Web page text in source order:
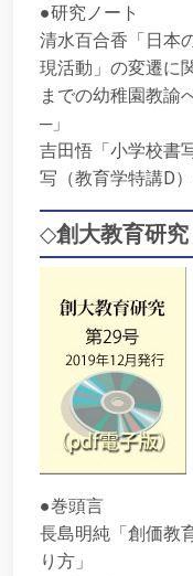
●研究ノート
清水百合香「日本
現活動」の変遷に
までの幼稚園教諭
─」
吉田悟「小学校書
写（教育学特講D
◇創大教育研
●巻頭言
長島明純「創価教
り方」